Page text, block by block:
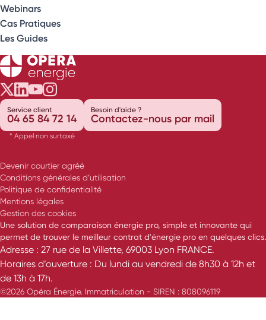
Webinars
Cas Pratiques
Les Guides
Opéra Énergie sur Twitter
Opéra Énergie sur LinkedIn
Opéra Énergie sur Youtube
Opéra Énergie sur Instagram
Service client
04 65 84 72 14
* Appel non surtaxé
Besoin d'aide ?
Contactez-nous par mail
Devenir courtier agréé
Conditions générales d’utilisation
Politique de confidentialité
Mentions légales
Gestion des cookies
Une solution de comparaison énergie pro, simple et innovante qui
permet de trouver le meilleur contrat d'énergie pro en quelques clics.
Adresse : 27 rue de la Villette, 69003 Lyon FRANCE.
Horaires d’ouverture : Du lundi au vendredi de 8h30 à 12h et
de 13h à 17h.
©2026 Opéra Énergie. Immatriculation - SIREN : 808096119